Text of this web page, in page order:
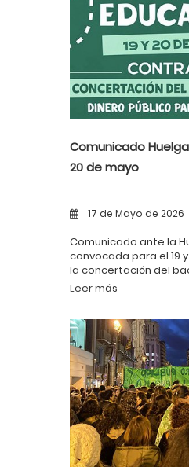
Comunicado
20 de mayo
17 de Mayo de 2026
Comunicado ante la
convocada para el 19
la concertación del
Leer más